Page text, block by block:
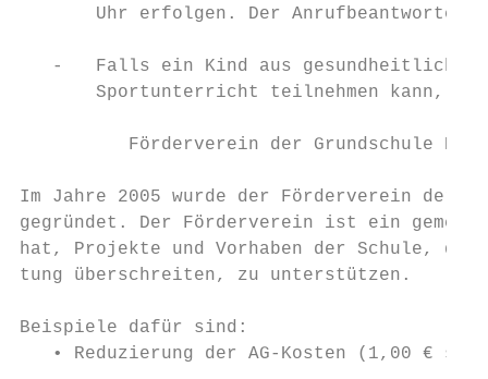
Uhr erfolgen. Der Anrufbeantworter
-   Falls ein Kind aus
Sportunterricht teilnehmen kann,
Förderverein der Grundschule
Im Jahre 2005 wurde der Förderverein der
gegründet. Der Förderverein ist ein
hat, Projekte und Vorhaben der Schule,
tung überschreiten, zu unterstützen.
Beispiele dafür sind:
• Reduzierung der AG-Kosten (1,00 €